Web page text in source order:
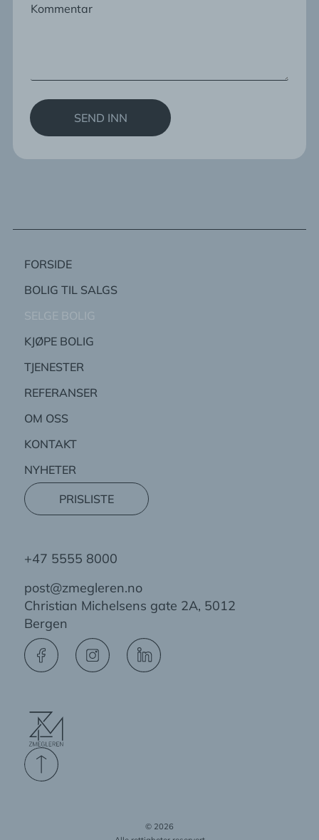
Kommentar
SEND INN
FORSIDE
BOLIG TIL SALGS
SELGE BOLIG
KJØPE BOLIG
TJENESTER
REFERANSER
OM OSS
KONTAKT
NYHETER
PRISLISTE
+47 5555 8000
post@zmegleren.no
Christian Michelsens gate 2A, 5012
Bergen
© 2026